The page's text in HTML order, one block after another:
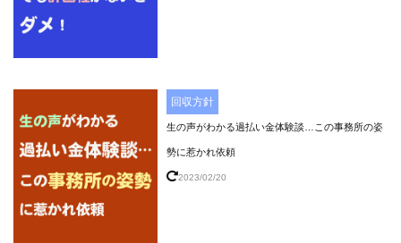
回収方針
生の声がわかる過払い金体験談…この事務所の姿
勢に惹かれ依頼
2023/02/20